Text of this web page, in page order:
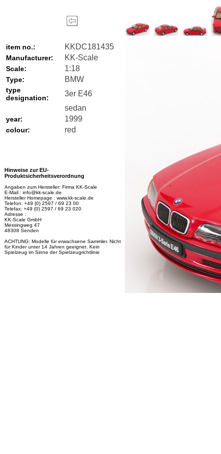
item no.: KKDC181435
Manufacturer: KK-Scale
Scale: 1:18
Type: BMW
type
designation:
3er E46
sedan
year: 1999
colour: red
Hinweise zur EU-
Produktsicherheitsverordnung
Angaben zum Hersteller: Firma KK-Scale
E-Mail : info@kk-scale.de
Hersteller Homepage : www.kk-scale.de
Telefon: +49 (0) 2597 / 69 23 00
Telefax: +49 (0) 2597 / 69 23 020
Adresse :
KK-Scale GmbH
Messingweg 47
48308 Senden
ACHTUNG: Modelle für erwachsene Sammler. Nicht
für Kinder unter 14 Jahren geeignet. Kein
Spielzeug im Sinne der Spielzeugrichtlinie